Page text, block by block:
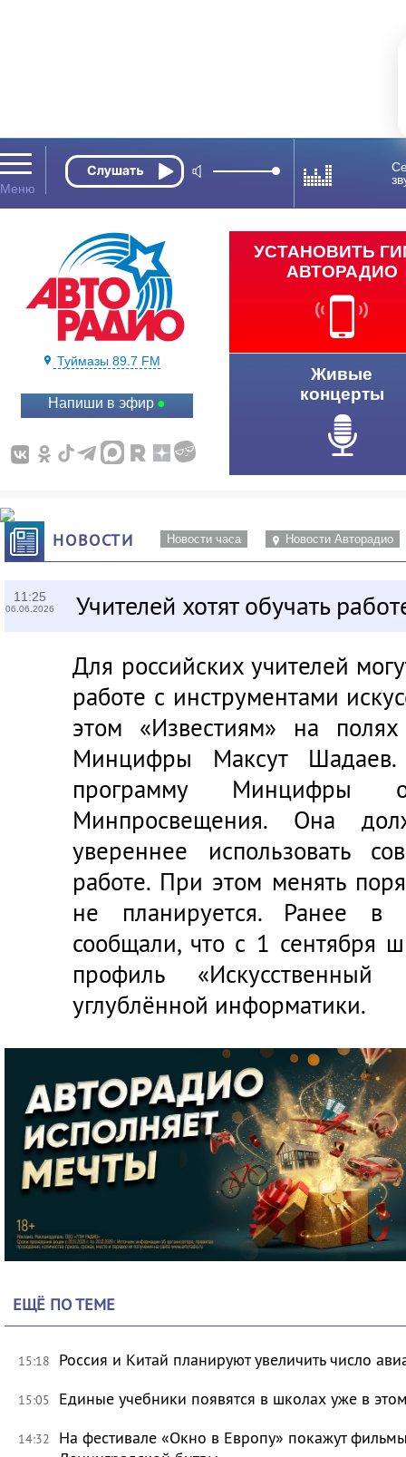
Туймазы 89.7 FM
Напиши в эфир
УСТАНОВИТЬ
АВТОРАДИО
Живые
концерты
НОВОСТИ Новости часа Новости Авторадио
11:25
06.06.2026 Учителей хотят обучать
Для российских учителей
работе с инструментами
этом «Известиям» на
Минцифры Максут
программу Минцифры
Минпросвещения. Она
увереннее использовать
работе. При этом менять
не планируется. Ранее в
сообщали, что с 1 сентября
профиль
углублённой информатики.
ЕЩЁ ПО ТЕМЕ
15:18 Россия и Китай планируют увеличить число
15:05 Единые учебники появятся в школах уже в
14:32
На фестивале «Окно в Европу» покажут